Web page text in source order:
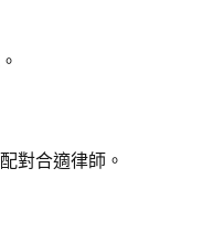
對合適律師。